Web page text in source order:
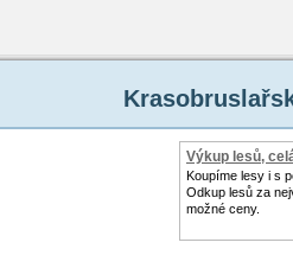
Výkup lesů,
Koupíme lesy i s
Odkup lesů za
možné ceny.